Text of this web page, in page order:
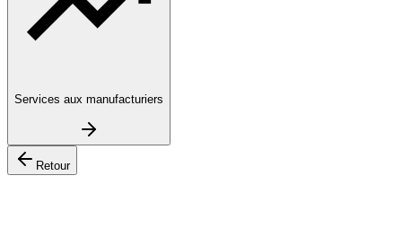
Services aux manufacturiers
Retour